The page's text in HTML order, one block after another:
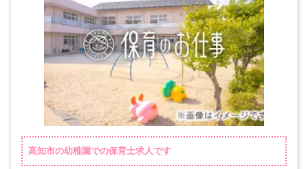
高知市の幼稚園での保育士求人です